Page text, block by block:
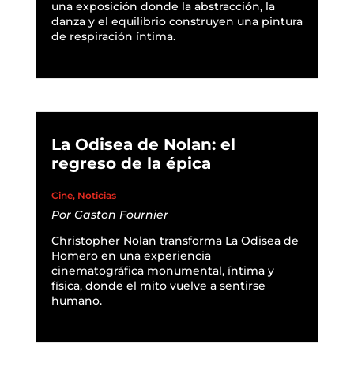
una exposición donde la abstracción, la
danza y el equilibrio construyen una pintura
de respiración íntima.
La Odisea de Nolan: el
regreso de la épica
Cine, Noticias
Por Gaston Fournier
Christopher Nolan transforma La Odisea de
Homero en una experiencia
cinematográfica monumental, íntima y
física, donde el mito vuelve a sentirse
humano.